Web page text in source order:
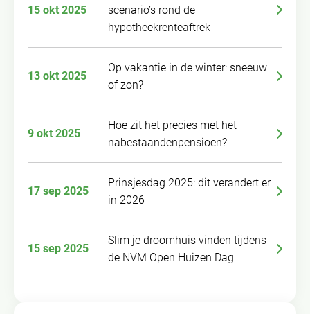
15 okt 2025
scenario’s rond de
hypotheekrenteaftrek
13 okt 2025
Op vakantie in de winter: sneeuw
of zon?
9 okt 2025
Hoe zit het precies met het
nabestaandenpensioen?
17 sep 2025
Prinsjesdag 2025: dit verandert er
in 2026
15 sep 2025
Slim je droomhuis vinden tijdens
de NVM Open Huizen Dag